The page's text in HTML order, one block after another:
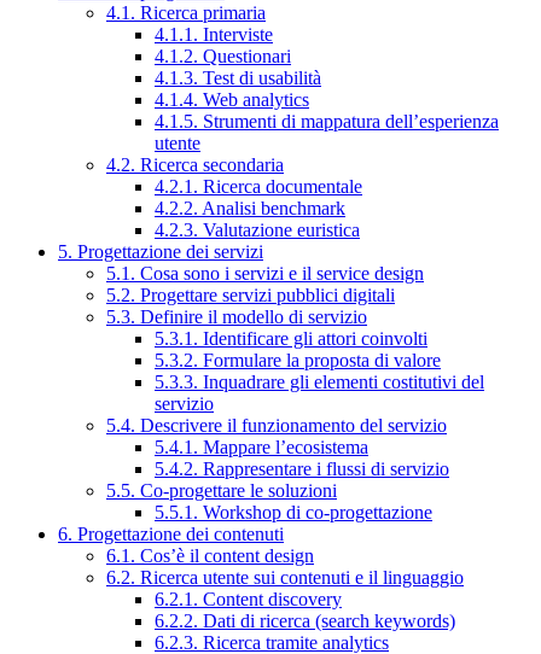
4.1. Ricerca primaria
4.1.1. Interviste
4.1.2. Questionari
4.1.3. Test di usabilità
4.1.4. Web analytics
4.1.5. Strumenti di mappatura dell’esperienza
utente
4.2. Ricerca secondaria
4.2.1. Ricerca documentale
4.2.2. Analisi benchmark
4.2.3. Valutazione euristica
5. Progettazione dei servizi
5.1. Cosa sono i servizi e il service design
5.2. Progettare servizi pubblici digitali
5.3. Definire il modello di servizio
5.3.1. Identificare gli attori coinvolti
5.3.2. Formulare la proposta di valore
5.3.3. Inquadrare gli elementi costitutivi del
servizio
5.4. Descrivere il funzionamento del servizio
5.4.1. Mappare l’ecosistema
5.4.2. Rappresentare i flussi di servizio
5.5. Co-progettare le soluzioni
5.5.1. Workshop di co-progettazione
6. Progettazione dei contenuti
6.1. Cos’è il content design
6.2. Ricerca utente sui contenuti e il linguaggio
6.2.1. Content discovery
6.2.2. Dati di ricerca (search keywords)
6.2.3. Ricerca tramite analytics